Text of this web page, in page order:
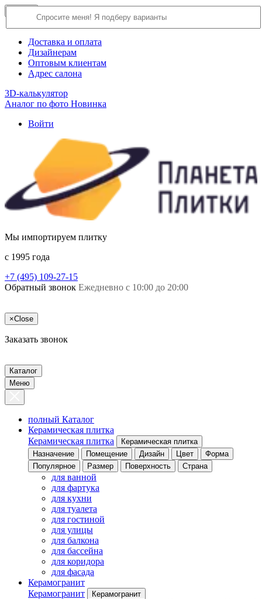
О компании
Доставка и оплата
Дизайнерам
Оптовым клиентам
Адрес салона
3D-калькулятор
Аналог по фото Новинка
Войти
Мы импортируем плитку
c 1995 года
+7 (495) 109-27-15
Обратный звонок Ежедневно с 10:00 до 20:00
×Close
Заказать звонок
Каталог
Меню
полный Каталог
Керамическая плитка
Керамическая плитка
Керамическая плитка
Назначение
Помещение Дизайн Цвет
Форма
Популярное
Размер Поверхность Страна
для ванной
для фартука
для кухни
для туалета
для гостиной
для улицы
для балкона
для бассейна
для коридора
для фасада
Керамогранит
Керамогранит
Керамогранит